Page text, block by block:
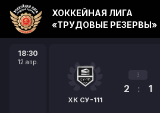
18:30
12 апр.
ХК СУ-111
3
2 : 1
ХОККЕЙНАЯ ЛИГА
«ТРУДОВЫЕ РЕЗЕРВЫ»